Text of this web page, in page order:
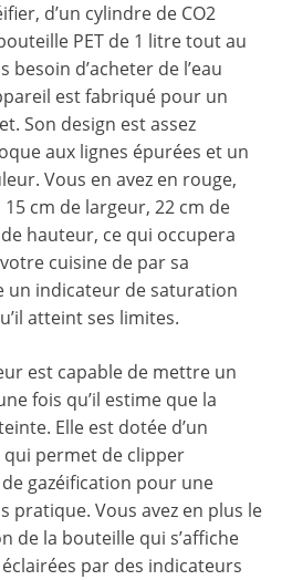
d’un cylindre de CO2
PET de 1 litre tout au
besoin d’acheter de l’eau
est fabriqué pour un
Son design est assez
aux lignes épurées et un
Vous en avez en rouge,
cm de largeur, 22 cm de
hauteur, ce qui occupera
cuisine de par sa
un indicateur de saturation
atteint ses limites.
est capable de mettre un
fois qu’il estime que la
Elle est dotée d’un
qui permet de clipper
gazéification pour une
pratique. Vous avez en plus le
de la bouteille qui s’affiche
par des indicateurs